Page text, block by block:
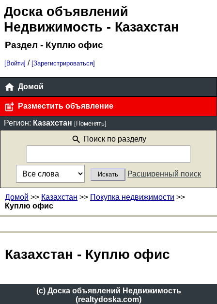
Доска объявлений
Недвижимость - Казахстан
Раздел - Куплю офис
[Войти] / [Зарегистрироваться]
Домой
Разместить объявление
Регион: Казахстан [Поменять]
Поиск по разделу
Расширенный поиск
Домой >> Казахстан >> Покупка недвижимости >>
Куплю офис
Казахстан - Куплю офис
(c) Доска объявлений Недвижимость
(realtydoska.com)